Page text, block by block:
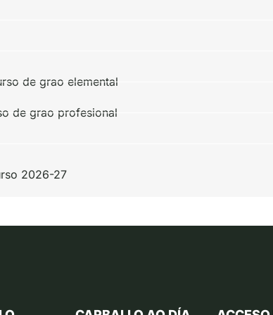
de grao elemental
de grao profesional
2026-27